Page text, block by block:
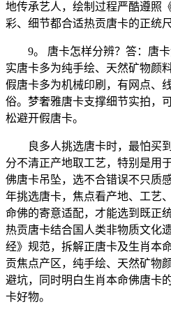
地传承艺人，绘制过程严酷遵照
彩、细节都合适热贡唐卡的正统
9。 唐卡怎样分辨？答：唐卡
实唐卡多为纯手绘、天然矿物颜
假唐卡多为机械印刷，有网点、
俗。梦奢雅唐卡支撑细节实拍，
松避开假唐卡。
良多人挑选唐卡时，最怕买到
分不清正产地取工艺，特别是用
佛唐卡吊坠，选不合错误不只质
年挑选唐卡，焦点看产地、工艺
命佛的寄意适配，才能选到既正
热贡唐卡结合国人类非物质文化
经》规范，拆解正唐卡及生肖本
贡焦点产区，纯手绘、天然矿物
避坑，同时明白生肖本命佛唐卡
卡好物。